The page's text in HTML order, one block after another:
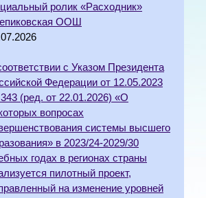
ролик «Расходник»
ООШ
с Указом Президента
Федерации от 12.05.2023
(ред. от 22.01.2026) «О
вопросах
системы высшего
в 2023/24-2029/30
годах в регионах страны
пилотный проект,
на изменение уровней